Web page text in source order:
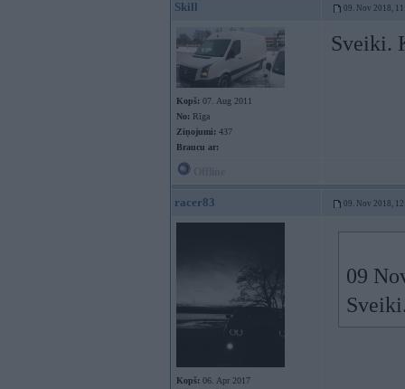
Skill 09. Nov 2018,
Kopš: 07. Aug 2011
No: Rīga
Ziņojumi: 437
Braucu ar:
Sveiki.
racer83 09. Nov 2018,
Kopš: 06. Apr 2017
09